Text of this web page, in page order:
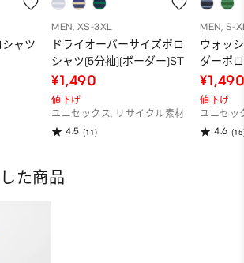
ャツ
MEN, XS-3XL
ドライオーバーサイズポロ
シャツ(5分袖)(ボーダー)ST
¥1,490
値下げ
ユニセックス, リサイクル素材
4.5 (11)
MEN, S-
ウォッ
ダーポ
値下げ
ユニセッ
4.6
た商品